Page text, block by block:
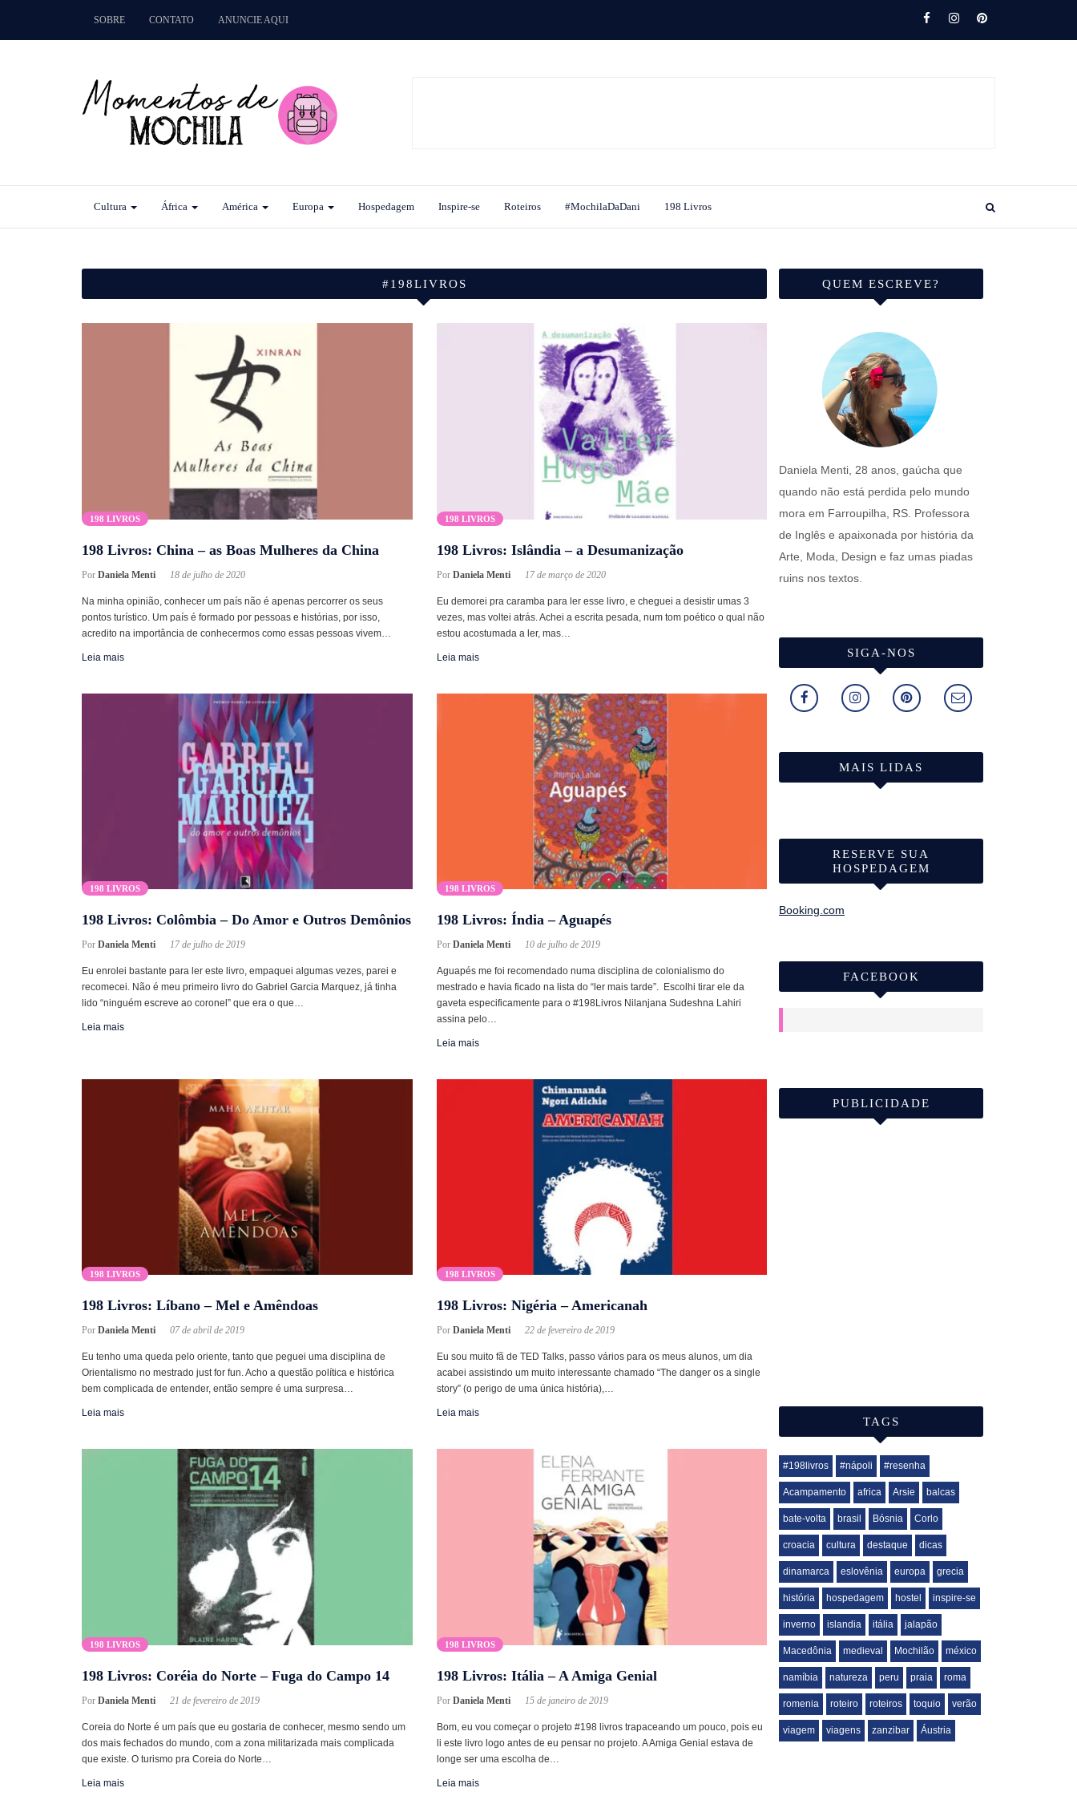
SOBRE CONTATO ANUNCIE AQUI
Cultura África América Europa Hospedagem Inspire-se Roteiros #MochilaDaDani 198 Livros
#198LIVROS
198 LIVROS
198 Livros: China – as Boas Mulheres da China
Por Daniela Menti 18 de julho de 2020
Na minha opinião, conhecer um país não é apenas percorrer os seus
pontos turístico. Um país é formado por pessoas e histórias, por isso,
acredito na importância de conhecermos como essas pessoas vivem…
Leia mais
198 LIVROS
198 Livros: Islândia – a Desumanização
Por Daniela Menti 17 de março de 2020
Eu demorei pra caramba para ler esse livro, e cheguei a desistir umas 3
vezes, mas voltei atrás. Achei a escrita pesada, num tom poético o qual não
estou acostumada a ler, mas…
Leia mais
198 LIVROS
198 Livros: Colômbia – Do Amor e Outros Demônios
Por Daniela Menti 17 de julho de 2019
Eu enrolei bastante para ler este livro, empaquei algumas vezes, parei e
recomecei. Não é meu primeiro livro do Gabriel Garcia Marquez, já tinha
lido “ninguém escreve ao coronel” que era o que…
Leia mais
198 LIVROS
198 Livros: Índia – Aguapés
Por Daniela Menti 10 de julho de 2019
Aguapés me foi recomendado numa disciplina de colonialismo do
mestrado e havia ficado na lista do “ler mais tarde”. Escolhi tirar ele da
gaveta especificamente para o #198Livros Nilanjana Sudeshna Lahiri
assina pelo…
Leia mais
198 LIVROS
198 Livros: Líbano – Mel e Amêndoas
Por Daniela Menti 07 de abril de 2019
Eu tenho uma queda pelo oriente, tanto que peguei uma disciplina de
Orientalismo no mestrado just for fun. Acho a questão política e histórica
bem complicada de entender, então sempre é uma surpresa…
Leia mais
198 LIVROS
198 Livros: Nigéria – Americanah
Por Daniela Menti 22 de fevereiro de 2019
Eu sou muito fã de TED Talks, passo vários para os meus alunos, um dia
acabei assistindo um muito interessante chamado “The danger os a single
story” (o perigo de uma única história),…
Leia mais
198 LIVROS
198 Livros: Coréia do Norte – Fuga do Campo 14
Por Daniela Menti 21 de fevereiro de 2019
Coreia do Norte é um país que eu gostaria de conhecer, mesmo sendo um
dos mais fechados do mundo, com a zona militarizada mais complicada
que existe. O turismo pra Coreia do Norte…
Leia mais
198 LIVROS
198 Livros: Itália – A Amiga Genial
Por Daniela Menti 15 de janeiro de 2019
Bom, eu vou começar o projeto #198 livros trapaceando um pouco, pois eu
li este livro logo antes de eu pensar no projeto. A Amiga Genial estava de
longe ser uma escolha de…
Leia mais
QUEM ESCREVE?
Daniela Menti, 28 anos, gaúcha que
quando não está perdida pelo mundo
mora em Farroupilha, RS. Professora
de Inglês e apaixonada por história da
Arte, Moda, Design e faz umas piadas
ruins nos textos.
SIGA-NOS
MAIS LIDAS
RESERVE SUA
HOSPEDAGEM
Booking.com
FACEBOOK
PUBLICIDADE
TAGS
#198livros #nápoli #resenha
Acampamento africa Arsie balcas
bate-volta brasil Bósnia Corlo
croacia cultura destaque dicas
dinamarca eslovênia europa grecia
história hospedagem hostel inspire-se
inverno islandia itália jalapão
Macedônia medieval Mochilão méxico
namíbia natureza peru praia roma
romenia roteiro roteiros toquio verão
viagem viagens zanzibar Áustria